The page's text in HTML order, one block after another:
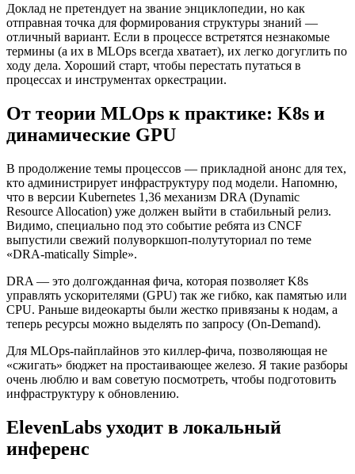
Доклад не претендует на звание энциклопедии, но как
отправная точка для формирования структуры знаний —
отличный вариант. Если в процессе встретятся незнакомые
термины (а их в MLOps всегда хватает), их легко догуглить по
ходу дела. Хороший старт, чтобы перестать путаться в
процессах и инструментах оркестрации.
От теории MLOps к практике: K8s и
динамические GPU
В продолжение темы процессов — прикладной анонс для тех,
кто администрирует инфраструктуру под модели. Напомню,
что в версии Kubernetes 1,36 механизм DRA (Dynamic
Resource Allocation) уже должен выйти в стабильный релиз.
Видимо, специально под это событие ребята из CNCF
выпустили свежий полуворкшоп-полутуториал по теме
«DRA-matically Simple».
DRA — это долгожданная фича, которая позволяет K8s
управлять ускорителями (GPU) так же гибко, как памятью или
CPU. Раньше видеокарты были жестко привязаны к нодам, а
теперь ресурсы можно выделять по запросу (On-Demand).
Для MLOps-пайплайнов это киллер-фича, позволяющая не
«сжигать» бюджет на простаивающее железо. Я такие разборы
очень люблю и вам советую посмотреть, чтобы подготовить
инфраструктуру к обновлению.
ElevenLabs уходит в локальный
инференс